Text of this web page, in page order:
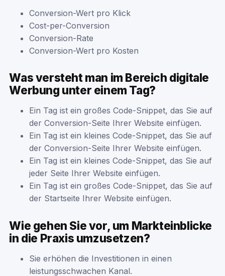
Conversion-Wert pro Klick
Cost-per-Conversion
Conversion-Rate
Conversion-Wert pro Kosten
Was versteht man im Bereich digitale
Werbung unter einem Tag?
Ein Tag ist ein großes Code-Snippet, das Sie auf
der Conversion-Seite Ihrer Website einfügen.
Ein Tag ist ein kleines Code-Snippet, das Sie auf
der Conversion-Seite Ihrer Website einfügen.
Ein Tag ist ein kleines Code-Snippet, das Sie auf
jeder Seite Ihrer Website einfügen.
Ein Tag ist ein großes Code-Snippet, das Sie auf
der Startseite Ihrer Website einfügen.
Wie gehen Sie vor, um Markteinblicke
in die Praxis umzusetzen?
Sie erhöhen die Investitionen in einen
leistungsschwachen Kanal.